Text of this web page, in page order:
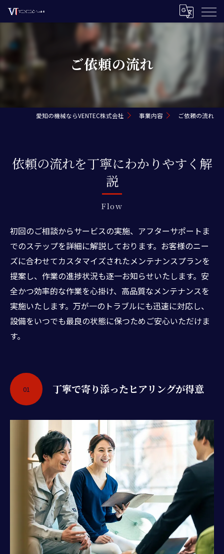
ご依頼の流れ
愛知の機械ならVENTEC株式会社 事業内容 ご依頼の流れ
依頼の流れを丁寧にわかりやすく解
説
Flow
初回のご相談からサービスの実施、アフターサポートま
でのステップを詳細に解説しております。お客様のニー
ズに合わせてカスタマイズされたメンテナンスプランを
提案し、作業の進捗状況も逐一お知らせいたします。安
全かつ効率的な作業を心掛け、高品質なメンテナンスを
実施いたします。万が一のトラブルにも迅速に対応し、
設備をいつでも最良の状態に保つためご安心いただけま
す。
丁寧で寄り添ったヒアリングが得意
01